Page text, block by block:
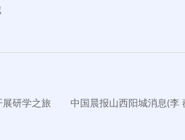
研学之旅 中国晨报山西阳城消息(李